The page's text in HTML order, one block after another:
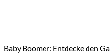
Baby Boomer: Entdecke den